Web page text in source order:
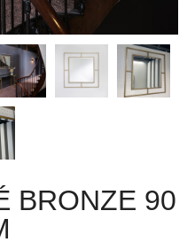
BRONZE 90